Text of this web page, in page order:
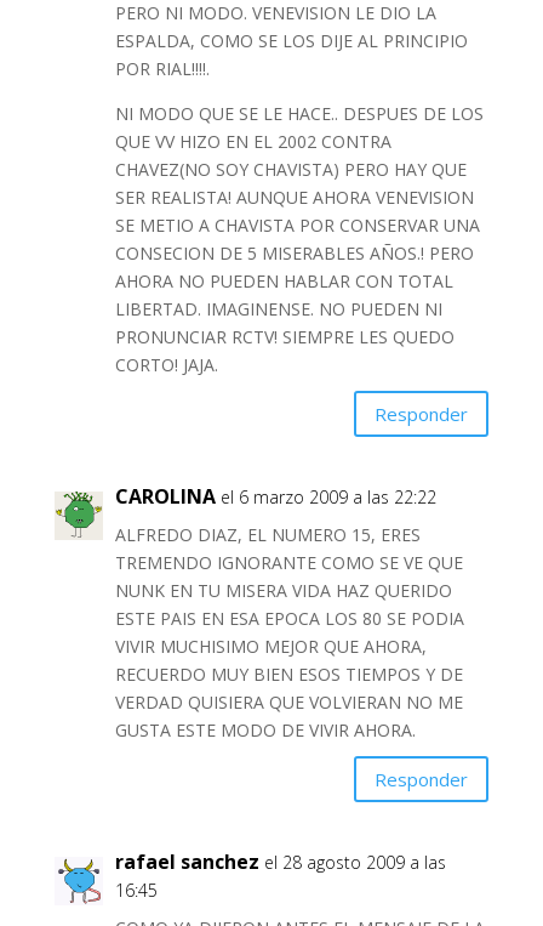
PERO NI MODO. VENEVISION LE DIO LA
ESPALDA, COMO SE LOS DIJE AL PRINCIPIO
POR RIAL!!!!.
NI MODO QUE SE LE HACE.. DESPUES DE LOS
QUE VV HIZO EN EL 2002 CONTRA
CHAVEZ(NO SOY CHAVISTA) PERO HAY QUE
SER REALISTA! AUNQUE AHORA VENEVISION
SE METIO A CHAVISTA POR CONSERVAR UNA
CONSECION DE 5 MISERABLES AÑOS.! PERO
AHORA NO PUEDEN HABLAR CON TOTAL
LIBERTAD. IMAGINENSE. NO PUEDEN NI
PRONUNCIAR RCTV! SIEMPRE LES QUEDO
CORTO! JAJA.
Responder
CAROLINA el 6 marzo 2009 a las 22:22
ALFREDO DIAZ, EL NUMERO 15, ERES
TREMENDO IGNORANTE COMO SE VE QUE
NUNK EN TU MISERA VIDA HAZ QUERIDO
ESTE PAIS EN ESA EPOCA LOS 80 SE PODIA
VIVIR MUCHISIMO MEJOR QUE AHORA,
RECUERDO MUY BIEN ESOS TIEMPOS Y DE
VERDAD QUISIERA QUE VOLVIERAN NO ME
GUSTA ESTE MODO DE VIVIR AHORA.
Responder
rafael sanchez el 28 agosto 2009 a las
16:45